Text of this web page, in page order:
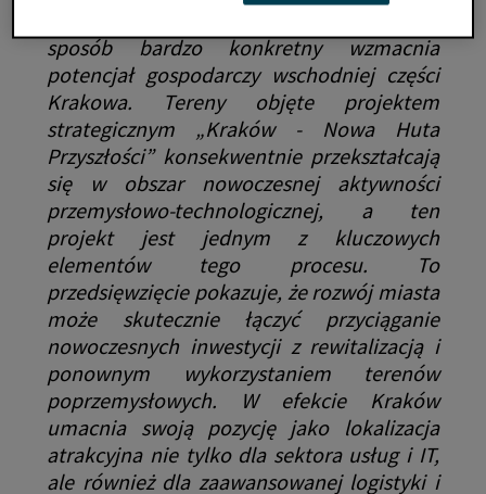
sposób bardzo konkretny wzmacnia
potencjał gospodarczy wschodniej części
Krakowa. Tereny objęte projektem
strategicznym „Kraków - Nowa Huta
Przyszłości” konsekwentnie przekształcają
się w obszar nowoczesnej aktywności
przemysłowo-technologicznej, a ten
projekt jest jednym z kluczowych
elementów tego procesu. To
przedsięwzięcie pokazuje, że rozwój miasta
może skutecznie łączyć przyciąganie
nowoczesnych inwestycji z rewitalizacją i
ponownym wykorzystaniem terenów
poprzemysłowych. W efekcie Kraków
umacnia swoją pozycję jako lokalizacja
atrakcyjna nie tylko dla sektora usług i IT,
ale również dla zaawansowanej logistyki i